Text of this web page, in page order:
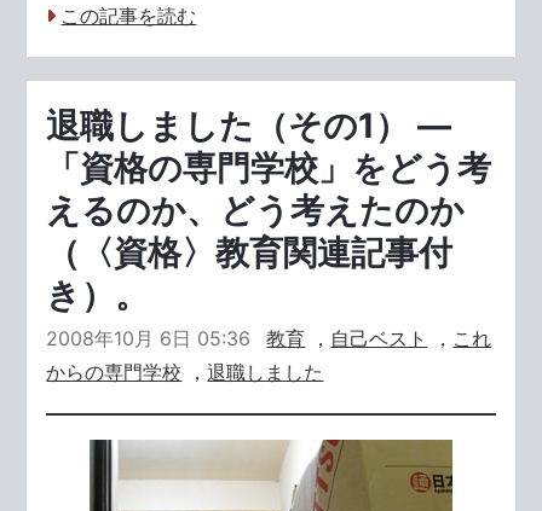
この記事を読む
退職しました（その1） ―
「資格の専門学校」をどう考
えるのか、どう考えたのか
（〈資格〉教育関連記事付
き）。
2008年10月 6日 05:36 教育 ， 自己ベスト ， これ
からの専門学校 ，退職しました